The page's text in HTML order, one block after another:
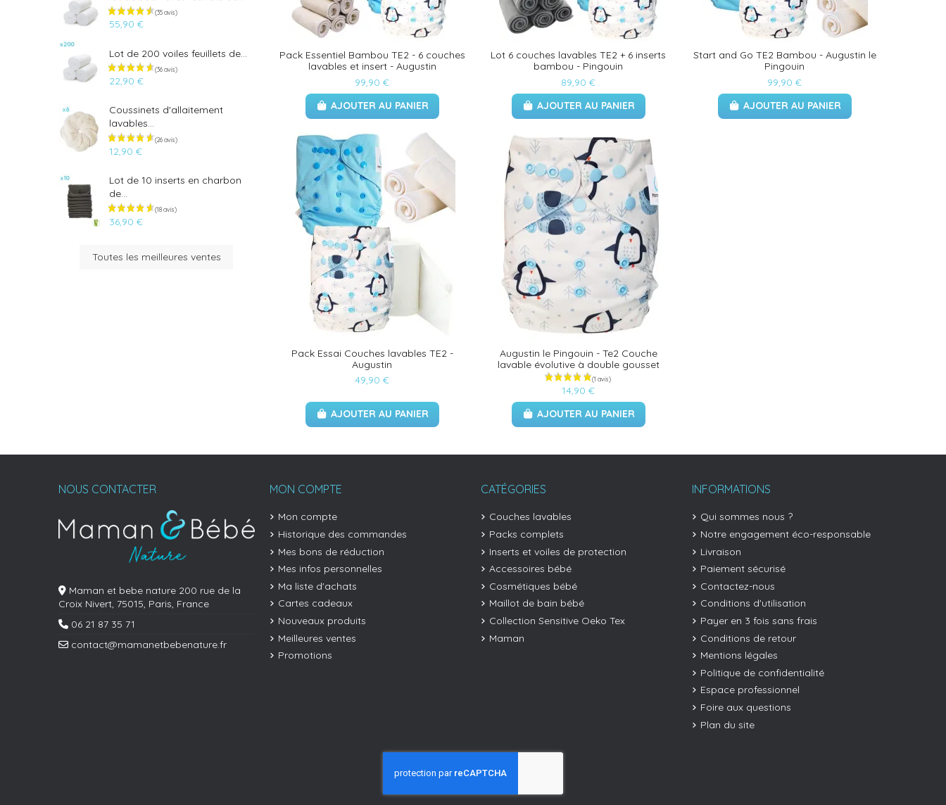
(1 avis)
Pack Essentiel Bambou TE2 - 6 couches
lavables et insert - Augustin
99,90 €
AJOUTER AU PANIER
Lot 6 couches lavables TE2 + 6 inserts
bambou - Pingouin
89,90 €
AJOUTER AU PANIER
Start and Go TE2 Bambou - Augustin le
Pingouin
99,90 €
AJOUTER AU PANIER
Pack Essai Couches lavables TE2 -
Augustin
49,90 €
AJOUTER AU PANIER
Augustin le Pingouin - Te2 Couche
lavable évolutive à double gousset
14,90 €
AJOUTER AU PANIER
(35 avis)
55,90 €
Lot de 200 voiles feuillets de...
(36 avis)
22,90 €
Coussinets d'allaitement
lavables...
12,90 €
Lot de 10 inserts en charbon
de...
36,90 €
Toutes les meilleures ventes
NOUS CONTACTER
Maman et bebe nature 200 rue de la
Croix Nivert, 75015, Paris, France
06 21 87 35 71
contact@mamanetbebenature.fr
MON COMPTE
Mon compte
Historique des commandes
Mes bons de réduction
Mes infos personnelles
Ma liste d'achats
Cartes cadeaux
Nouveaux produits
Meilleures ventes
Promotions
CATÉGORIES
Couches lavables
Packs complets
Inserts et voiles de protection
Accessoires bébé
Cosmétiques bébé
Maillot de bain bébé
Collection Sensitive Oeko Tex
Maman
INFORMATIONS
Qui sommes nous ?
Notre engagement éco-responsable
Livraison
Paiement sécurisé
Contactez-nous
Conditions d'utilisation
Payer en 3 fois sans frais
Conditions de retour
Mentions légales
Politique de confidentialité
Espace professionnel
Foire aux questions
Plan du site